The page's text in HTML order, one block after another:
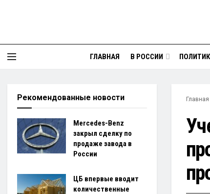
ГЛАВНАЯ В РОССИИ
Главная
Рекомендованные новости
Mercedes-Benz
закрыл сделку по
продаже завода в
России
ЦБ впервые вводит
количественные